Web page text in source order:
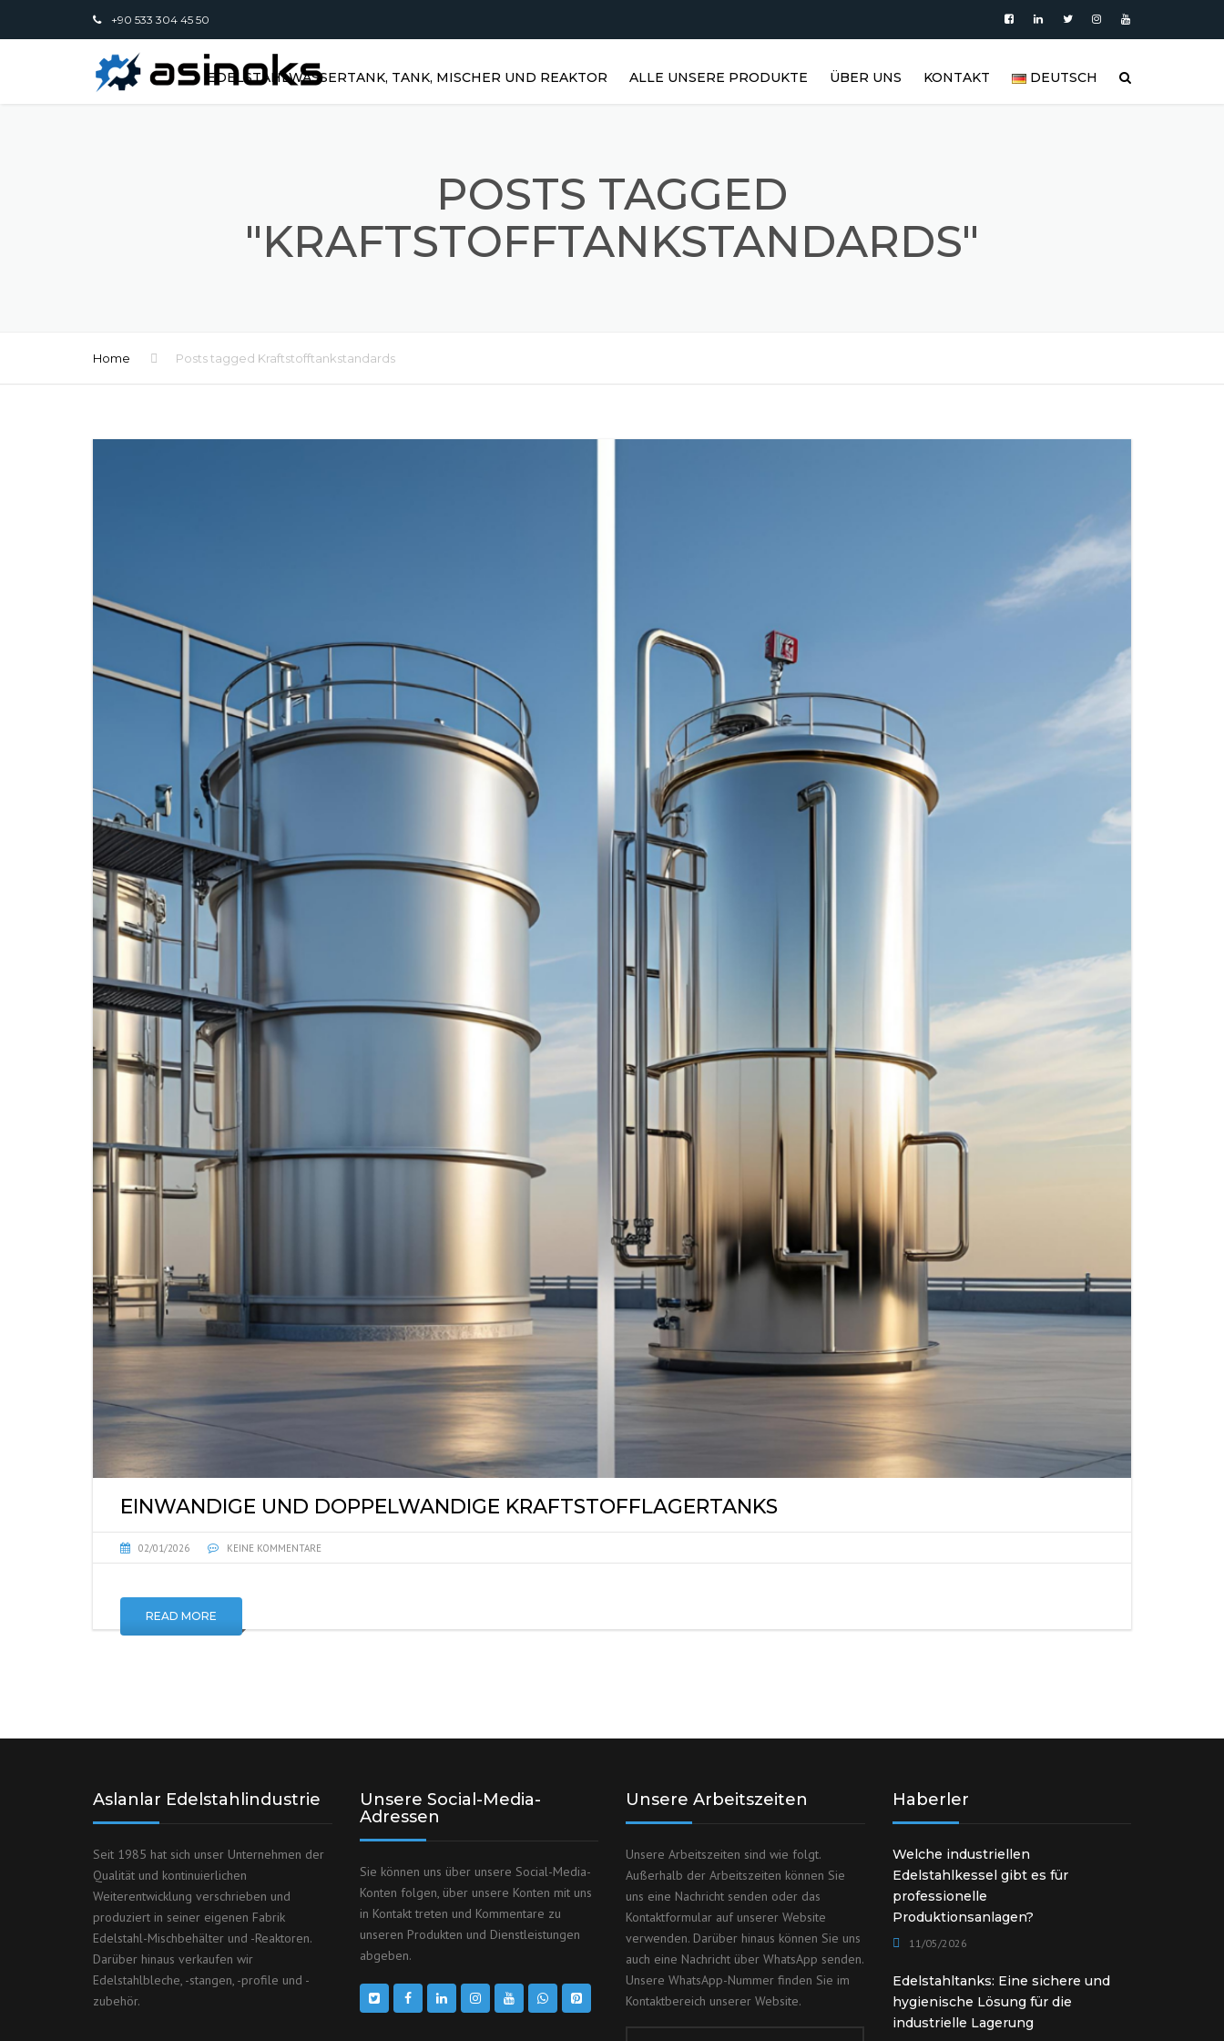
+90 533 304 45 50
EDELSTAHLWASSERTANK, TANK, MISCHER UND REAKTOR ALLE UNSERE PRODUKTE
VERTIKALE EDELSTAHLTANKS |
VERTIKALE WASSERTANKS
EDELSTAHLREAKTOREN
STAUBMISCHER
ÜBER UNS
EDELSTAHLTANK UND
FRAGEN)
KONTAKT DEUTSCH
TÜRKÇE
POSTS TAGGED
"KRAFTSTOFFTANKSTANDARDS"
Home Posts tagged Kraftstofftankstandards
EINWANDIGE UND DOPPELWANDIGE KRAFTSTOFFLAGERTANKS
02/01/2026 KEINE KOMMENTARE
READ MORE
Aslanlar Edelstahlindustrie
Seit 1985 hat sich unser Unternehmen der
Qualität und kontinuierlichen
Weiterentwicklung verschrieben und
produziert in seiner eigenen Fabrik
Edelstahl-Mischbehälter und -Reaktoren.
Darüber hinaus verkaufen wir
Edelstahlbleche, -stangen, -profile und -
zubehör.
Unsere Social-Media-
Adressen
Sie können uns über unsere Social-Media-
Konten folgen, über unsere Konten mit uns
in Kontakt treten und Kommentare zu
unseren Produkten und Dienstleistungen
abgeben.
Unsere Arbeitszeiten
Unsere Arbeitszeiten sind wie folgt.
Außerhalb der Arbeitszeiten können Sie
uns eine Nachricht senden oder das
Kontaktformular auf unserer Website
verwenden. Darüber hinaus können Sie uns
auch eine Nachricht über WhatsApp senden.
Unsere WhatsApp-Nummer finden Sie im
Kontaktbereich unserer Website.
Haberler
Welche industriellen
Edelstahlkessel gibt es für
professionelle
Produktionsanlagen?
11/05/2026
Edelstahltanks: Eine sichere und
hygienische Lösung für die
industrielle Lagerung